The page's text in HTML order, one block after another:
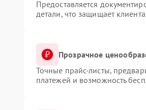
Предоставляется
детали, что защищает
Прозрачное
Точные прайс-листы,
платежей и возможность